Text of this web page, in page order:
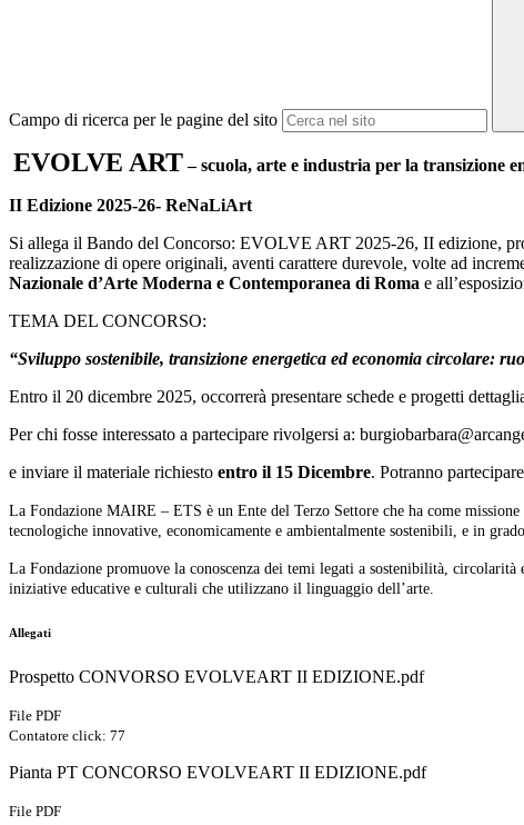
Campo di ricerca per le pagine del sito
EVOLVE ART– scuola, arte e industria per la transizione
II Edizione 2025-26- ReNaLiArt
Si allega il Bando del Concorso: EVOLVE ART 2025-26, II edizione,
realizzazione di opere originali, aventi carattere durevole, volte ad
Nazionale d’Arte Moderna e Contemporanea di Roma e
TEMA DEL CONCORSO:
“Sviluppo sostenibile, transizione energetica ed economia circolare:
Entro il 20 dicembre 2025, occorrerà presentare schede e progetti
Per chi fosse interessato a partecipare rivolgersi a:
e inviare il materiale richiesto entro il 15 Dicembre. Potranno
La Fondazione MAIRE – ETS è un Ente del Terzo Settore che ha come
tecnologiche innovative, economicamente e ambientalmente sostenibili, e in
La Fondazione promuove la conoscenza dei temi legati a sostenibilità,
iniziative educative e culturali che utilizzano il linguaggio dell’arte.
Allegati
Prospetto CONVORSO EVOLVEART II EDIZIONE.pdf
File PDF
Contatore click: 77
Pianta PT CONCORSO EVOLVEART II EDIZIONE.pdf
File PDF